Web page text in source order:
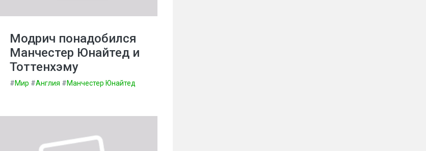
Модрич понадобился
Манчестер Юнайтед и
Тоттенхэму
#Мир #Англия #Манчестер Юнайтед